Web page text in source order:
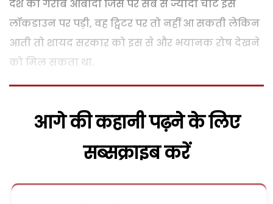
देश की गरीब आबादी जिस पर सब से ज्यादा चोट इस
लॉकडाउन पर पड़ी, वह ट्विटर पर तो नहीं आ सकती लेकिन
आती तो शायद सरकार को इस से और भयानक रोष देखने
को मिल सकता था.
आगे की कहानी पढ़ने के लिए
सब्सक्राइब करें